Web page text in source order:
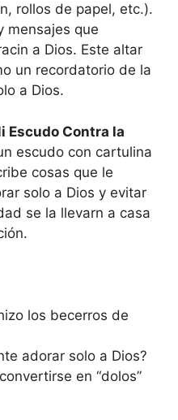
rollos de papel, etc.).
mensajes que
a Dios. Este altar
un recordatorio de la
a Dios.
Escudo Contra la
escudo con cartulina
cosas que le
solo a Dios y evitar
se la llevarn a casa
los becerros de
adorar solo a Dios?
en “dolos”